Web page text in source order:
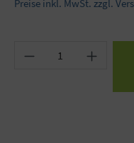
Preise inkl. MwSt. zzgl.
Produkt Anzahl: